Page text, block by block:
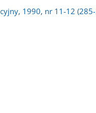
1990, nr 11-12